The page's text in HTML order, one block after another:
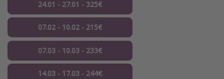
24.01 - 27.01 - 325€
07.02 - 10.02 - 215€
07.03 - 10.03 - 233€
14.03 - 17.03 - 244€